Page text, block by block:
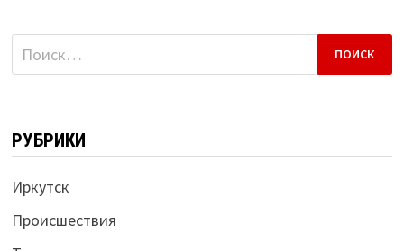
Найти:
РУБРИКИ
Иркутск
Происшествия